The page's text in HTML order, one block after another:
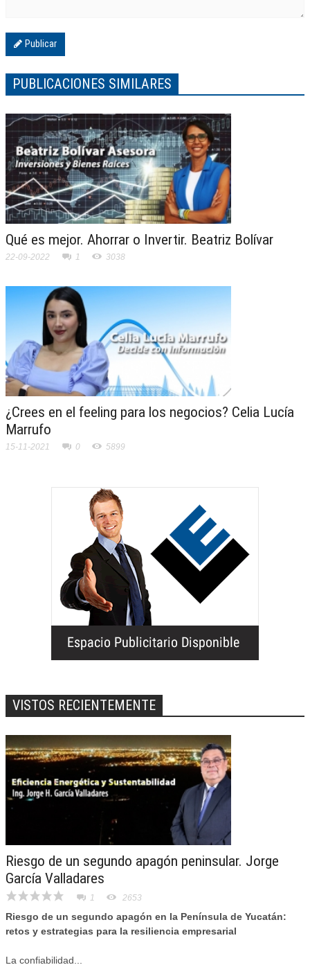
Publicar
PUBLICACIONES SIMILARES
Qué es mejor. Ahorrar o Invertir. Beatriz Bolívar
22-09-2022 1 3038
¿Crees en el feeling para los negocios? Celia Lucía
Marrufo
15-11-2021 0 5899
VISTOS RECIENTEMENTE
Riesgo de un segundo apagón peninsular. Jorge
García Valladares
1 2653
Riesgo de un segundo apagón en la Península de Yucatán:
retos y estrategias para la resiliencia empresarial
La confiabilidad...